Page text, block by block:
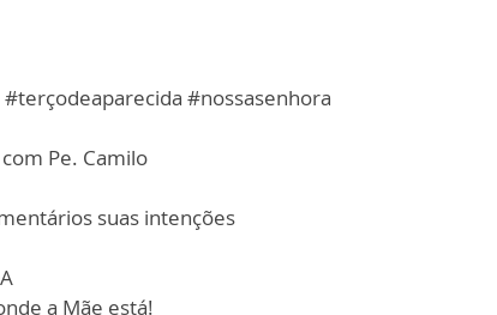
#nossasenhora
Pe. Camilo
suas intenções
a Mãe está!